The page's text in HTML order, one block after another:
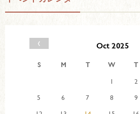
‹ Oct 2025
S M T W T
1
2
5
6 7 8 9